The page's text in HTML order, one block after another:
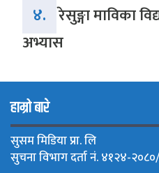
४. रेसुङ्गा माविका
अभ्यास
हाम्रो बारे
सुसम मिडिया प्रा. लि
सुचना विभाग दर्ता नं. ४१२४-